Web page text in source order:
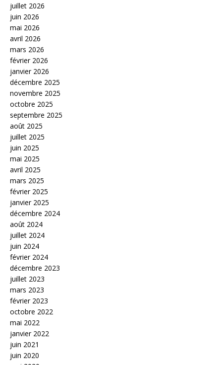
juillet 2026
juin 2026
mai 2026
avril 2026
mars 2026
février 2026
janvier 2026
décembre 2025
novembre 2025
octobre 2025
septembre 2025
août 2025
juillet 2025
juin 2025
mai 2025
avril 2025
mars 2025
février 2025
janvier 2025
décembre 2024
août 2024
juillet 2024
juin 2024
février 2024
décembre 2023
juillet 2023
mars 2023
février 2023
octobre 2022
mai 2022
janvier 2022
juin 2021
juin 2020